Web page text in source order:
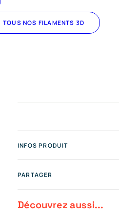
TOUS NOS FILAMENTS 3D
INFOS PRODUIT
PARTAGER
Découvrez aussi...